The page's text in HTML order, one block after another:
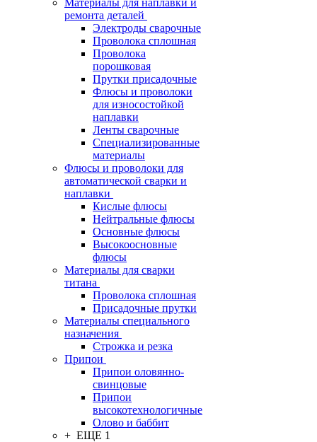
Материалы для наплавки и
ремонта деталей
Электроды сварочные
Проволока сплошная
Проволока
порошковая
Прутки присадочные
Флюсы и проволоки
для износостойкой
наплавки
Ленты сварочные
Специализированные
материалы
Флюсы и проволоки для
автоматической сварки и
наплавки
Кислые флюсы
Нейтральные флюсы
Основные флюсы
Высокоосновные
флюсы
Материалы для сварки
титана
Проволока сплошная
Присадочные прутки
Материалы специального
назначения
Строжка и резка
Припои
Припои оловянно-
свинцовые
Припои
высокотехнологичные
Олово и баббит
+ ЕЩЕ 1